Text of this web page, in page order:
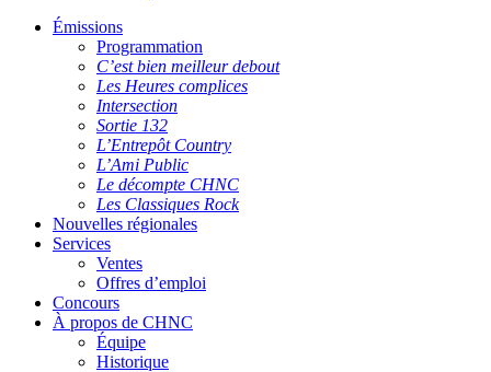
Émissions
Programmation
C’est bien meilleur debout
Les Heures complices
Intersection
Sortie 132
L’Entrepôt Country
L’Ami Public
Le décompte CHNC
Les Classiques Rock
Nouvelles régionales
Services
Ventes
Offres d’emploi
Concours
À propos de CHNC
Équipe
Historique